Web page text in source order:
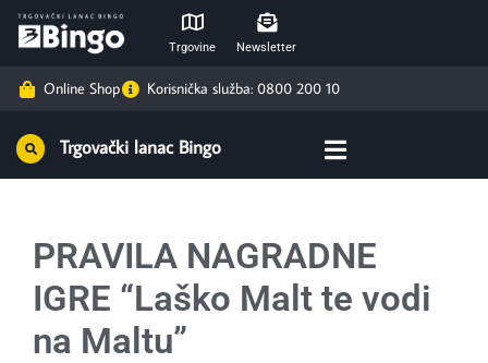
Trgovine Newsletter
Online Shop Korisnička služba: 0800 200 10
Trgovački lanac Bingo
PRAVILA NAGRADNE
IGRE “Laško Malt te vodi
na Maltu”